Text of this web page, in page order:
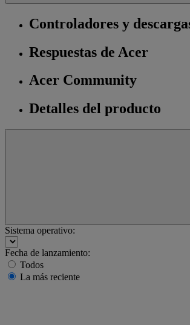
Controladores y
Respuestas de Acer
Acer Community
Detalles del producto
Sistema operativo:
Fecha de lanzamiento:
Todos
La más reciente